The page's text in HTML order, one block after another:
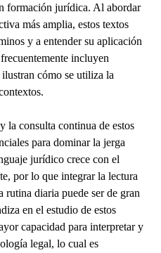
formación jurídica. Al abordar
más amplia, estos textos
y a entender su aplicación
incluyen
cómo se utiliza la
la consulta continua de estos
para dominar la jerga
jurídico crece con el
por lo que integrar la lectura
rutina diaria puede ser de gran
en el estudio de estos
capacidad para interpretar y
legal, lo cual es